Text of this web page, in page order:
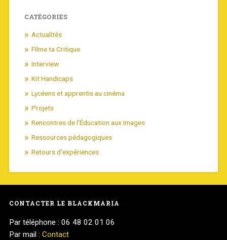
CATÉGORIES
Actualités
Filme ta Critique
Interview
Kit Handicaps
Lycéens et apprentis au cinéma
Projets
Rencontres de l'Éducation aux Images
Ressources pédagogiques
Retours d'expériences
CONTACTER LE BLACKMARIA
Par téléphone : 06 48 02 01 06
Par mail : Contact